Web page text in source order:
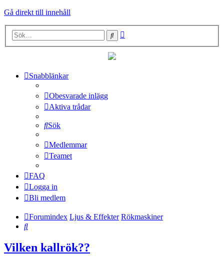
Gå direkt till innehåll
Sök
Snabblänkar
Obesvarade inlägg
Aktiva trådar
Sök
Medlemmar
Teamet
FAQ
Logga in
Bli medlem
Forumindex Ljus & Effekter Rökmaskiner
Sök
Vilken kallrök??